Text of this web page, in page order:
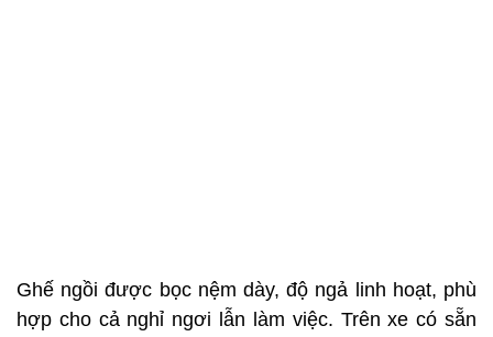
Ghế ngồi được bọc nệm dày, độ ngả linh hoạt, phù
hợp cho cả nghỉ ngơi lẫn làm việc. Trên xe có sẵn